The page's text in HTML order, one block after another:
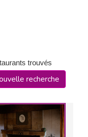
trouvés
recherche